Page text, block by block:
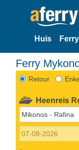
Huis
Ferry
Retour
Heenreis